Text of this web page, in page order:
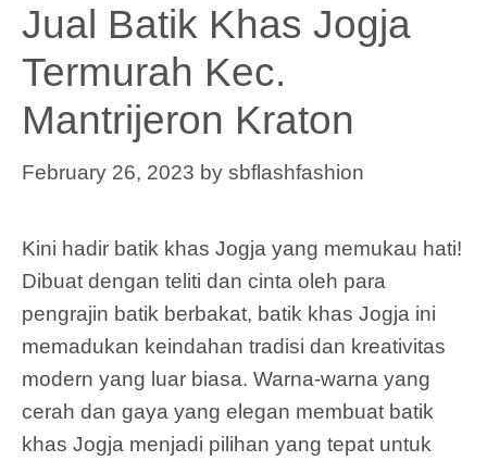
Jual Batik Khas Jogja
Termurah Kec.
Mantrijeron Kraton
February 26, 2023 by sbflashfashion
Kini hadir batik khas Jogja yang memukau hati!
Dibuat dengan teliti dan cinta oleh para
pengrajin batik berbakat, batik khas Jogja ini
memadukan keindahan tradisi dan kreativitas
modern yang luar biasa. Warna-warna yang
cerah dan gaya yang elegan membuat batik
khas Jogja menjadi pilihan yang tepat untuk